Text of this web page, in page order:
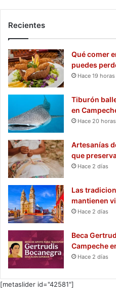
Recientes
Qué comer
puedes
Hace 19 horas
Tiburón
en
Hace 20 horas
Artesanías
que
Hace 2 días
Las
mantienen
Hace 2 días
Beca
Campeche
Hace 2 días
[metaslider id="42581"]